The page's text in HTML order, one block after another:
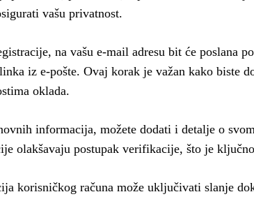
vašu privatnost.
na vašu e-mail adresu bit će poslana
iz e-pošte. Ovaj korak je važan kako biste
oklada.
informacija, možete dodati i detalje o
olakšavaju postupak verifikacije, što je
korisničkog računa može uključivati slanje